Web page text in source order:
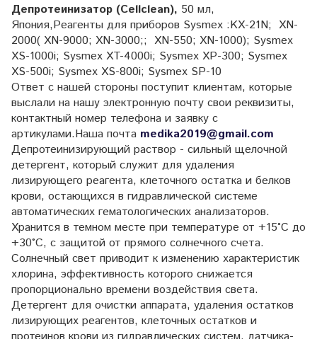
Депротеинизатор (Cellclean), 50 мл,
Япония,Реагенты для приборов Sysmex :KX-21N; XN-
2000( XN-9000; XN-3000;; XN-550; XN-1000); Sysmex
XS-1000i; Sysmex XT-4000i; Sysmex XP-300; Sysmex
XS-500i; Sysmex XS-800i; Sysmex SP-10
Ответ с нашей стороны поступит клиентам, которые
выслали на нашу электронную почту свои реквизиты,
контактный номер телефона и заявку с
артикулами.Наша почта medika2019@gmail.com
Депротеинизирующий раствор - сильный щелочной
детергент, который служит для удаления
лизирующего реагента, клеточного остатка и белков
крови, остающихся в гидравлической системе
автоматических гематологических анализаторов.
Хранится в темном месте при температуре от +15°C до
+30°C, с защитой от прямого солнечного счета.
Солнечный свет приводит к изменению характеристик
хлорина, эффективность которого снижается
пропорционально времени воздействия света.
Детергент для очистки аппарата, удаления остатков
лизирующих реагентов, клеточных остатков и